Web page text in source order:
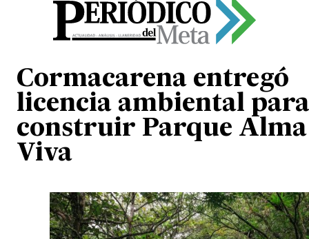
Cormacarena entregó
licencia ambiental para
construir Parque Alma
Viva